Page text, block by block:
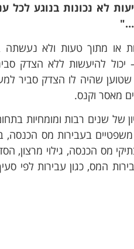
לא נכונות בנוגע לכל
או מתוך טעות ולא נעשתה
להיעשות ללא הצדק סביר
שטוען שהיה לו הצדק סביר
של שנים רבות ומומחיות
בעבירות מס הכנסה,
מס הכנסה, גילוי מרצון,